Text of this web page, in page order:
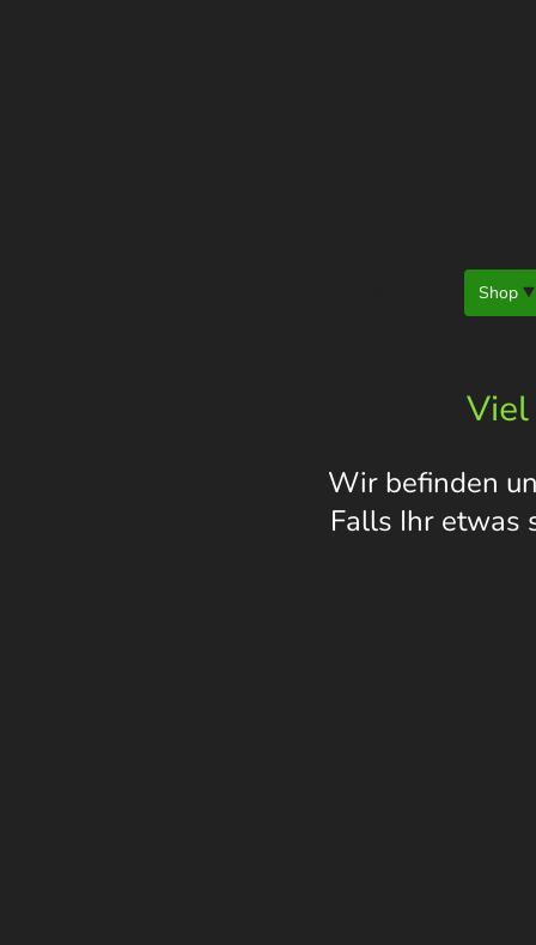
Shop
Wir befinden
Falls Ihr etwas